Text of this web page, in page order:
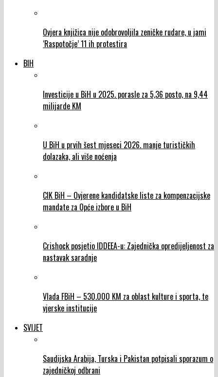
Ovjera knjižica nije odobrovoljila zeničke rudare, u jami
‘Raspotočje’ 11 ih protestira
BIH
Investicije u BiH u 2025. porasle za 5,36 posto, na 9,44
milijarde KM
U BiH u prvih šest mjeseci 2026. manje turističkih
dolazaka, ali više noćenja
CIK BiH – Ovjerene kandidatske liste za kompenzacijske
mandate za Opće izbore u BiH
Crishock posjetio IDDEEA-u: Zajednička opredijeljenost za
nastavak saradnje
Vlada FBiH – 530.000 KM za oblast kulture i sporta, te
vjerske institucije
SVIJET
Saudijska Arabija, Turska i Pakistan potpisali sporazum o
zajedničkoj odbrani